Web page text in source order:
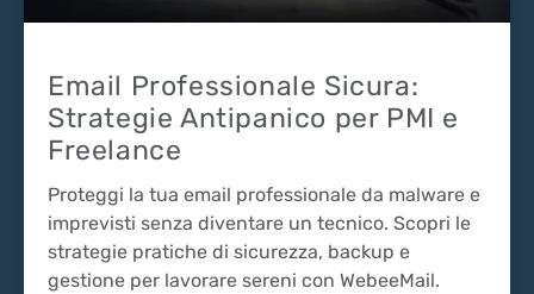
Email Professionale Sicura:
Strategie Antipanico per PMI e
Freelance
Proteggi la tua email professionale da malware e
imprevisti senza diventare un tecnico. Scopri le
strategie pratiche di sicurezza, backup e
gestione per lavorare sereni con WebeeMail.